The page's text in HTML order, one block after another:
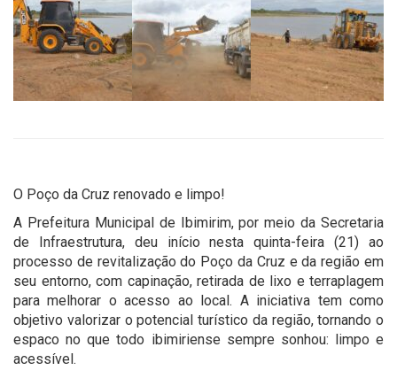
O Poço da Cruz renovado e limpo!
A Prefeitura Municipal de Ibimirim, por meio da Secretaria
de Infraestrutura, deu início nesta quinta-feira (21) ao
processo de revitalização do Poço da Cruz e da região em
seu entorno, com capinação, retirada de lixo e terraplagem
para melhorar o acesso ao local. A iniciativa tem como
objetivo valorizar o potencial turístico da região, tornando o
espaco no que todo ibimiriense sempre sonhou: limpo e
acessível.